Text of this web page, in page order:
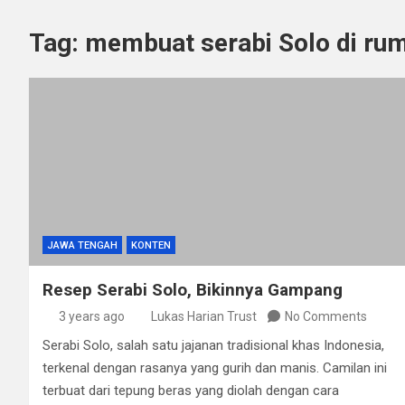
Tag: membuat serabi Solo di
JAWA TENGAH KONTEN
Resep Serabi Solo, Bikinnya Gampang
3 years ago Lukas Harian Trust No Comments
Serabi Solo, salah satu jajanan tradisional khas Indonesia,
terkenal dengan rasanya yang gurih dan manis. Camilan ini
terbuat dari tepung beras yang diolah dengan cara